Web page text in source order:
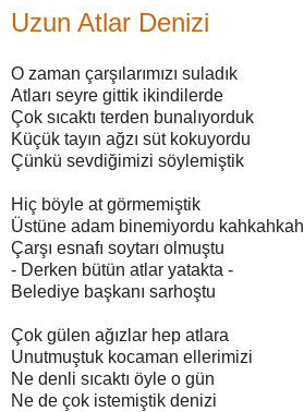
Uzun Atlar Denizi
O zaman çarşılarımızı suladık
Atları seyre gittik ikindilerde
Çok sıcaktı terden bunalıyorduk
Küçük tayın ağzı süt kokuyordu
Çünkü sevdiğimizi söylemiştik
Hiç böyle at görmemiştik
Üstüne adam binemiyordu kahkahkah
Çarşı esnafı soytarı olmuştu
- Derken bütün atlar yatakta -
Belediye başkanı sarhoştu
Çok gülen ağızlar hep atlara
Unutmuştuk kocaman ellerimizi
Ne denli sıcaktı öyle o gün
Ne de çok istemiştik denizi